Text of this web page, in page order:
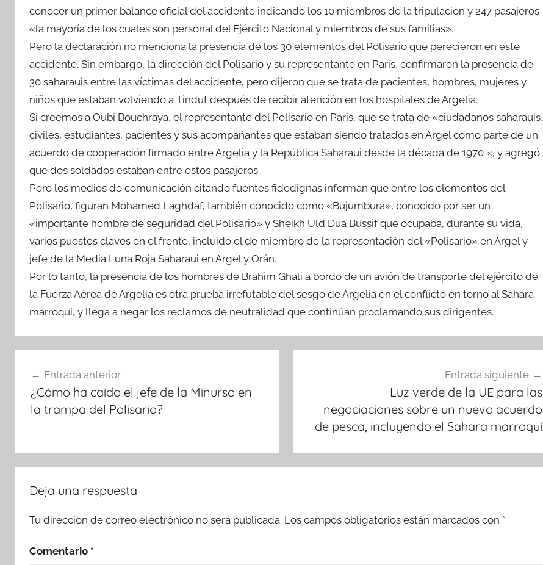
conocer un primer balance oficial del accidente indicando los 10 miembros de la tripulación y 247 pasajeros
«la mayoría de los cuales son personal del Ejército Nacional y miembros de sus familias».
Pero la declaración no menciona la presencia de los 30 elementos del Polisario que perecieron en este
accidente. Sin embargo, la dirección del Polisario y su representante en París, confirmaron la presencia de
30 saharauis entre las víctimas del accidente, pero dijeron que se trata de pacientes, hombres, mujeres y
niños que estaban volviendo a Tinduf después de recibir atención en los hospitales de Argelia.
Si creemos a Oubi Bouchraya, el representante del Polisario en París, que se trata de «ciudadanos saharauis,
civiles, estudiantes, pacientes y sus acompañantes que estaban siendo tratados en Argel como parte de un
acuerdo de cooperación firmado entre Argelia y la República Saharaui desde la década de 1970 «, y agregó
que dos soldados estaban entre estos pasajeros.
Pero los medios de comunicación citando fuentes fidedignas informan que entre los elementos del
Polisario, figuran Mohamed Laghdaf, también conocido como «Bujumbura», conocido por ser un
«importante hombre de seguridad del Polisario» y Sheikh Uld Dua Bussif que ocupaba, durante su vida,
varios puestos claves en el frente, incluido el de miembro de la representación del «Polisario» en Argel y
jefe de la Media Luna Roja Saharaui en Argel y Orán.
Por lo tanto, la presencia de los hombres de Brahim Ghali a bordo de un avión de transporte del ejército de
la Fuerza Aérea de Argelia es otra prueba irrefutable del sesgo de Argelia en el conflicto en torno al Sahara
marroquí, y llega a negar los reclamos de neutralidad que continúan proclamando sus dirigentes.
de
entradas
Entrada anterior
¿Cómo ha caído el jefe de la Minurso en
la trampa del Polisario?
Entrada siguiente
Luz verde de la UE para las
negociaciones sobre un nuevo acuerdo
de pesca, incluyendo el Sahara marroquí
Deja una respuesta
Tu dirección de correo electrónico no será publicada. Los campos obligatorios están marcados con *
Comentario *